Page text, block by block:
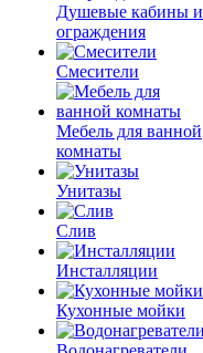
Душевые кабины и
ограждения
Смесители
Мебель для ванной
комнаты
Унитазы
Слив
Инсталляции
Кухонные мойки